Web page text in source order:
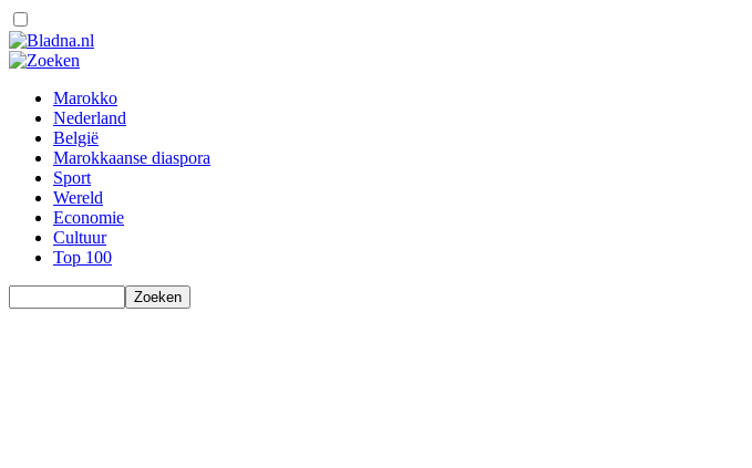
Marokko
Nederland
België
Marokkaanse diaspora
Sport
Wereld
Economie
Cultuur
Top 100